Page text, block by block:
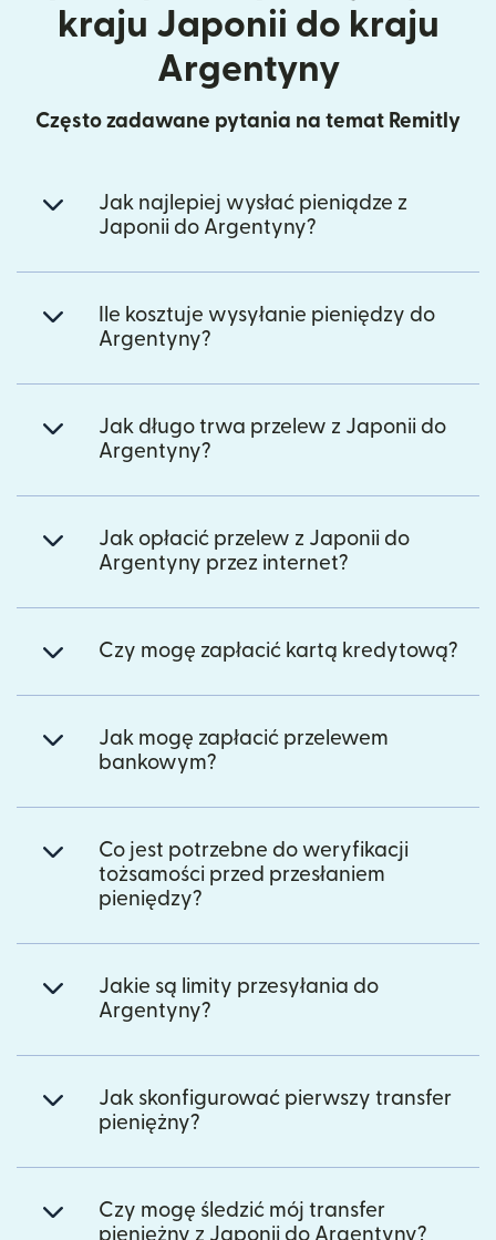
kraju Japonii do kraju
Argentyny
Często zadawane pytania na temat Remitly
Jak najlepiej wysłać pieniądze z
Japonii do Argentyny?
Ile kosztuje wysyłanie pieniędzy do
Argentyny?
Jak długo trwa przelew z Japonii do
Argentyny?
Jak opłacić przelew z Japonii do
Argentyny przez internet?
Czy mogę zapłacić kartą kredytową?
Jak mogę zapłacić przelewem
bankowym?
Co jest potrzebne do weryfikacji
tożsamości przed przesłaniem
pieniędzy?
Jakie są limity przesyłania do
Argentyny?
Jak skonfigurować pierwszy transfer
pieniężny?
Czy mogę śledzić mój transfer
pieniężny z Japonii do Argentyny?